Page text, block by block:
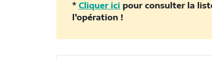
* Cliquer ici pour consulter la
l’opération !